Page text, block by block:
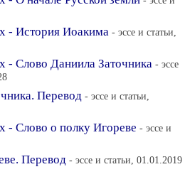
- История Иоакима - эссе и статьи,
- Слово Даниила Заточника - эссе
Перевод - эссе и статьи,
- Слово о полку Игореве - эссе и
Перевод - эссе и статьи, 01.01.2019